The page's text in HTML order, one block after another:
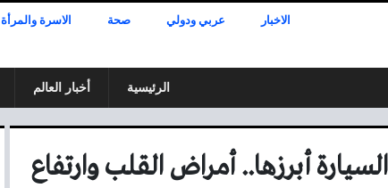
الاخبار عربي ودولي صحة الاسرة والمرأة
الرئيسية أخبار العالم
أبرزها.. أمراض القلب وارتفاع